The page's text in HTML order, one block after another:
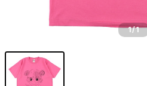
1/1